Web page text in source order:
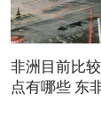
非洲目前比
点有哪些 东